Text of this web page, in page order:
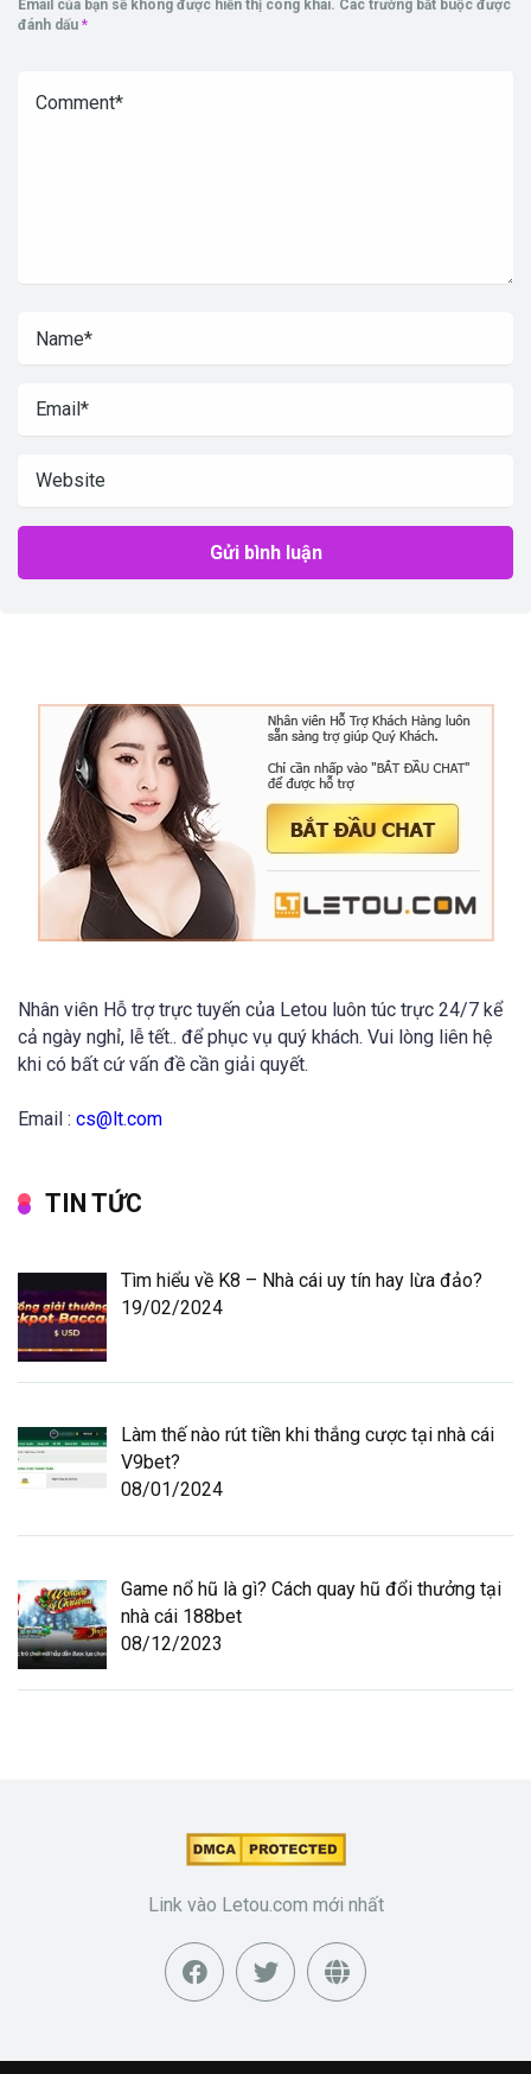
Email của bạn sẽ không được hiển thị công khai. Các trường bắt buộc được
đánh dấu *
Nhân viên Hỗ trợ trực tuyến của Letou luôn túc trực 24/7 kể
cả ngày nghỉ, lễ tết.. để phục vụ quý khách. Vui lòng liên hệ
khi có bất cứ vấn đề cần giải quyết.
Email : cs@lt.com
TIN TỨC
Tìm hiểu về K8 – Nhà cái uy tín hay lừa đảo?
19/02/2024
Làm thế nào rút tiền khi thắng cược tại nhà cái
V9bet?
08/01/2024
Game nổ hũ là gì? Cách quay hũ đổi thưởng tại
nhà cái 188bet
08/12/2023
Link vào Letou.com mới nhất